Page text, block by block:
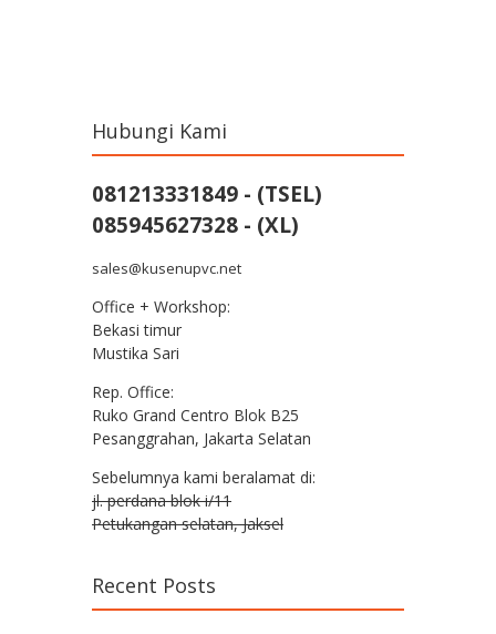
Hubungi Kami
081213331849 - (TSEL)
085945627328 - (XL)
sales@kusenupvc.net
Office + Workshop:
Bekasi timur
Mustika Sari
Rep. Office:
Ruko Grand Centro Blok B25
Pesanggrahan, Jakarta Selatan
Sebelumnya kami beralamat di:
jl. perdana blok i/11
Petukangan selatan, Jaksel
Recent Posts